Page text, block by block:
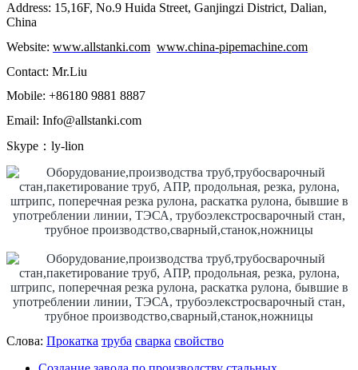
Address: 15,16F, No.9 Huida Street, Ganjingzi District, Dalian,
China
Website: www.allstanki.com www.china-pipemachine.com
Contact: Mr.Liu
Mobile: +86180 9881 8887
Email: Info@allstanki.com
Skype：ly-lion
Слова: Прокатка труба сварка свойство